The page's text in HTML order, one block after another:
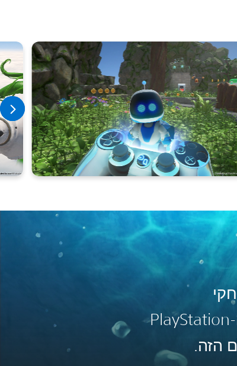
הפלטפורמה, במשחק ה-PlayStation